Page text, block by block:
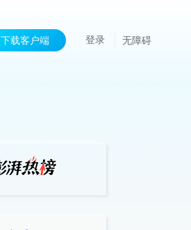
下载客户端 登录 无障碍